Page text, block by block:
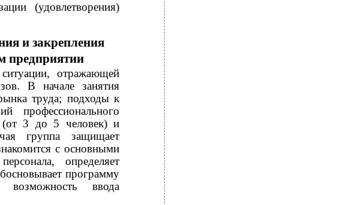
(удовлетворения)
и закрепления
предприятии
ситуации, отражающей
В начале занятия
труда; подходы к
профессионального
(от 3 до 5 человек) и
группа защищает
с основными
определяет
программу
возможность ввода